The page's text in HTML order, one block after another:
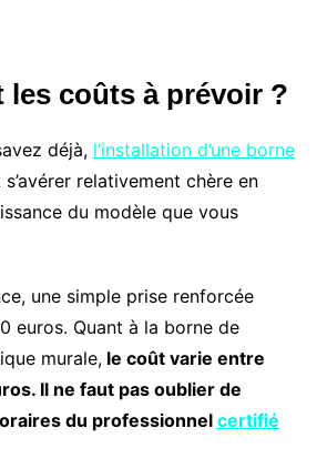
les coûts à prévoir ?
déjà, l’installation d’une borne
relativement chère en
du modèle que vous
une simple prise renforcée
euros. Quant à la borne de
murale,le coût varie entre
Il ne faut pas oublier de
du professionnel certifié